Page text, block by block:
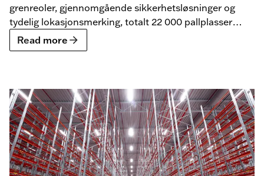
grenreoler, gjennomgående sikkerhetsløsninger og
tydelig lokasjonsmerking, totalt 22 000 pallplasser
bygget for dagens behov og morgendagens
logistikkutfordringer.
Read more